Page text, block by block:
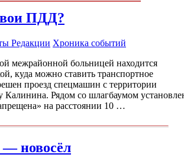
ПДД?
Редакции Хроника событий
межрайонной больницей находится
куда можно ставить транспортное
проезд спецмашин с территории
Калинина. Рядом со шлагбаумом
на расстоянии 10 …
новосёл